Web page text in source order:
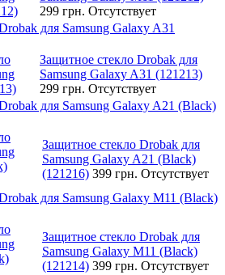
299 грн. Отсутствует
для Samsung Galaxy A31
Защитное стекло Drobak для
Samsung Galaxy A31 (121213)
299 грн. Отсутствует
для Samsung Galaxy A21 (Black)
Защитное стекло Drobak для
Samsung Galaxy A21 (Black)
(121216) 399 грн. Отсутствует
для Samsung Galaxy M11 (Black)
Защитное стекло Drobak для
Samsung Galaxy M11 (Black)
(121214) 399 грн. Отсутствует